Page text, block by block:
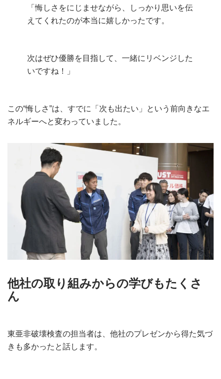
「悔しさをにじませながら、しっかり思いを伝
えてくれたのが本当に嬉しかったです。
次はぜひ優勝を目指して、一緒にリベンジした
いですね！」
この“悔しさ”は、すでに「次も出たい」という前向きなエ
ネルギーへと変わっていました。
他社の取り組みからの学びもたくさ
ん
東亜非破壊検査の担当者は、他社のプレゼンから得た気づ
きも多かったと話します。